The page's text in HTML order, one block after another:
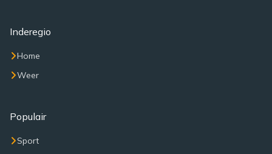
Inderegio
Home
Weer
Populair
Sport